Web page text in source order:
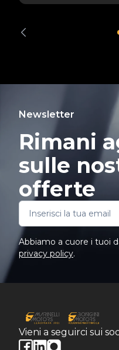
Newsletter
Rimani
sulle
offerte
Abbiamo a cuore i tuoi
privacy policy.
Vieni a seguirci sui